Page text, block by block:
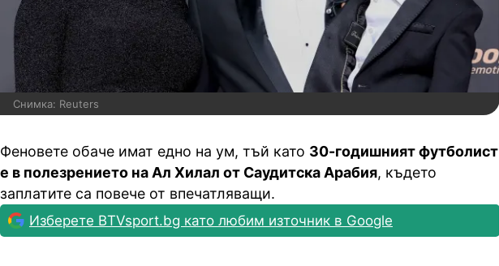
Снимка: Reuters
Феновете обаче имат едно на ум, тъй като 30-годишният футболист
е в полезрението на Ал Хилал от Саудитска Арабия, където
заплатите са повече от впечатляващи.
Изберете BTVsport.bg като любим източник в Google